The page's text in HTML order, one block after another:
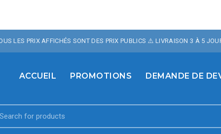
LES PRIX AFFICHÉS SONT DES PRIX PUBLICS ⚠️ LIVRAISON 3 À 5
ACCUEIL PROMOTIONS DEMANDE DE
BOUTIQUE , 10%
AVEC LE CODE